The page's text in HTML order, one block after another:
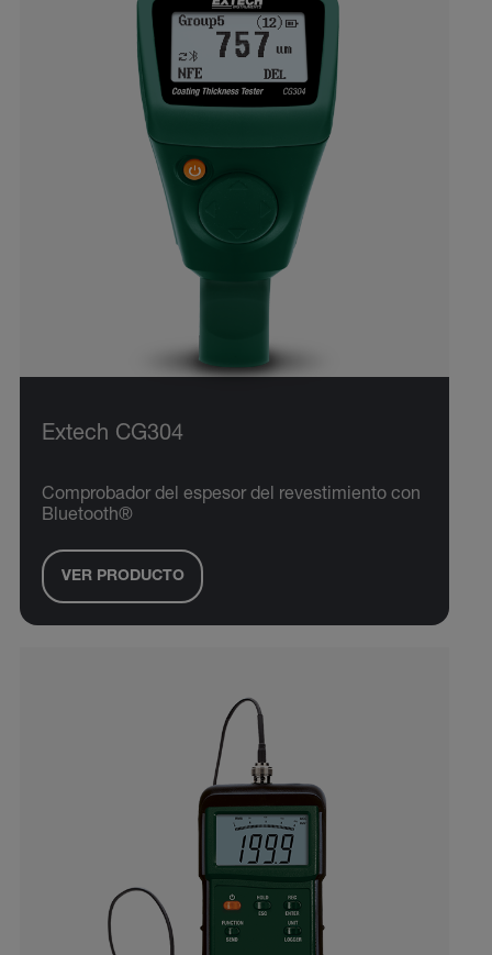
Extech CG304
Comprobador del espesor del revestimiento con
Bluetooth®
VER PRODUCTO